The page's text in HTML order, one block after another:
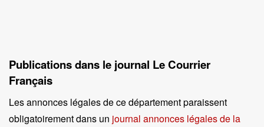
Publications dans le journal Le Courrier
Français
Les annonces légales de ce département paraissent
obligatoirement dans un journal annonces légales de la